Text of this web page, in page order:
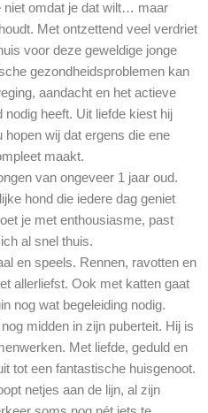
niet omdat je dat wilt… maar
Met ontzettend veel verdriet
voor deze geweldige jonge
gezondheidsproblemen kan
aandacht en het actieve
nodig heeft. Uit liefde kiest hij
hopen wij dat ergens die ene
maakt.
van ongeveer 1 jaar oud.
hond die iedere dag geniet
je met enthousiasme, past
al snel thuis.
en speels. Rennen, ravotten en
allerliefst. Ook met katten gaat
nog wat begeleiding nodig.
midden in zijn puberteit. Hij is
Met liefde, geduld en
tot een fantastische huisgenoot.
netjes aan de lijn, al zijn